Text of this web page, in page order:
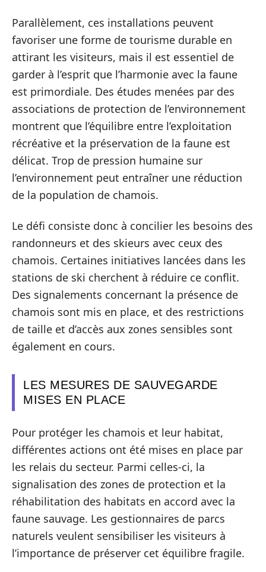
Parallèlement, ces installations peuvent
favoriser une forme de tourisme durable en
attirant les visiteurs, mais il est essentiel de
garder à l’esprit que l’harmonie avec la faune
est primordiale. Des études menées par des
associations de protection de l’environnement
montrent que l’équilibre entre l’exploitation
récréative et la préservation de la faune est
délicat. Trop de pression humaine sur
l’environnement peut entraîner une réduction
de la population de chamois.
Le défi consiste donc à concilier les besoins des
randonneurs et des skieurs avec ceux des
chamois. Certaines initiatives lancées dans les
stations de ski cherchent à réduire ce conflit.
Des signalements concernant la présence de
chamois sont mis en place, et des restrictions
de taille et d’accès aux zones sensibles sont
également en cours.
LES MESURES DE SAUVEGARDE
MISES EN PLACE
Pour protéger les chamois et leur habitat,
différentes actions ont été mises en place par
les relais du secteur. Parmi celles-ci, la
signalisation des zones de protection et la
réhabilitation des habitats en accord avec la
faune sauvage. Les gestionnaires de parcs
naturels veulent sensibiliser les visiteurs à
l’importance de préserver cet équilibre fragile.